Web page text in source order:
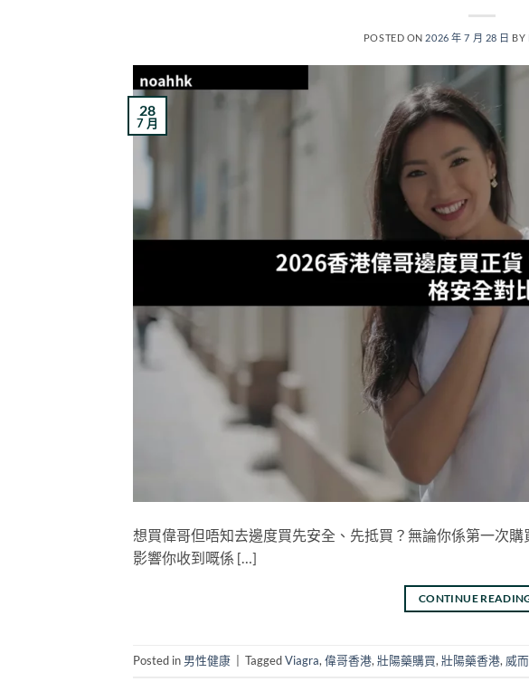
POSTED ON 2026 年 7 月 28 日 BY
28
7 月
想買偉哥但唔知去邊度買先安全、先抵買？無論你係第一次
影響你收到嘅係 […]
CONTINUE
Posted in 男性健康 TaggedViagra,偉哥香港,壯陽藥購買,壯陽藥香港, 威